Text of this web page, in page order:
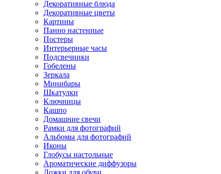
Декоративные блюда
Декоративные цветы
Картины
Панно настенные
Постеры
Интерьерные часы
Подсвечники
Гобелены
Зеркала
Минибары
Шкатулки
Ключницы
Кашпо
Домашние свечи
Рамки для фотографий
Альбомы для фотографий
Иконы
Глобусы настольные
Ароматические диффузоры
Ложки для обуви